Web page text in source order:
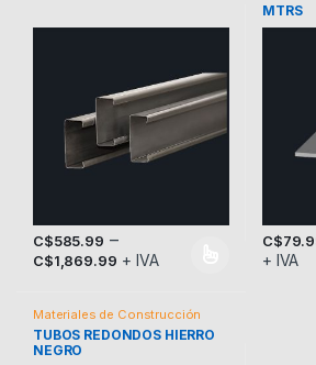
C$585.99 –
C$1,869.99 + IVA
Este producto tiene múltiples
MTRS
C$
+ IVA
Este
Materiales de Construcción
TUBOS REDONDOS HIERRO
NEGRO